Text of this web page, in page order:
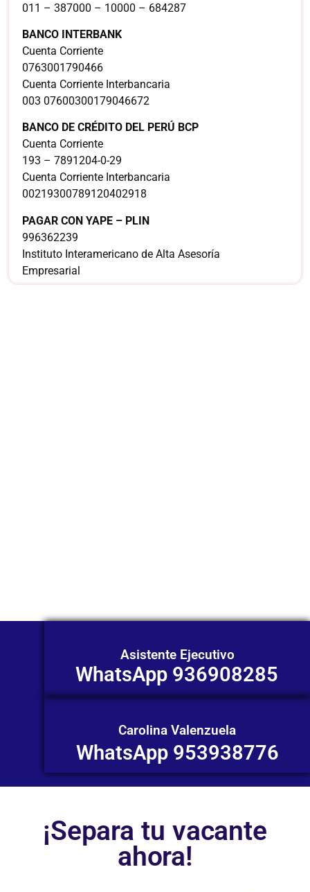
011 – 387000 – 10000 – 684287
BANCO INTERBANK
Cuenta Corriente
0763001790466
Cuenta Corriente Interbancaria
003 07600300179046672
BANCO DE CRÉDITO DEL PERÚ BCP
Cuenta Corriente
193 – 7891204-0-29
Cuenta Corriente Interbancaria
00219300789120402918
PAGAR CON YAPE – PLIN
996362239
Instituto Interamericano de Alta Asesoría
Empresarial
Asistente Ejecutivo
WhatsApp 936908285
Carolina Valenzuela
WhatsApp 953938776
¡Separa tu vacante
ahora!